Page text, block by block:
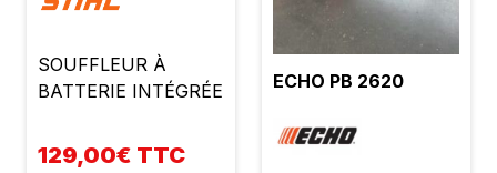
SOUFFLEUR À
BATTERIE INTÉGRÉE
129,00€ TTC
ECHO PB 2620